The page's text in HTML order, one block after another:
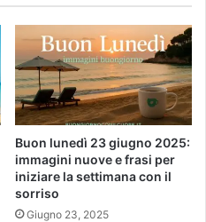
Buon lunedì 23 giugno 2025:
immagini nuove e frasi per
iniziare la settimana con il
sorriso
Giugno 23, 2025